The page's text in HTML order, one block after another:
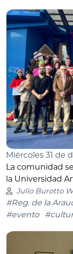
Miércoles 31 de
La comunidad
la Universidad
Julio Burotto
#Reg. de la
#evento